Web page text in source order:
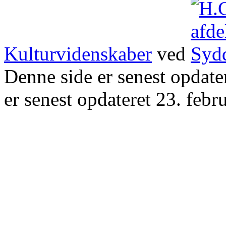
Kulturvidenskaber ved
Denne side er senest
er senest opdateret 23.